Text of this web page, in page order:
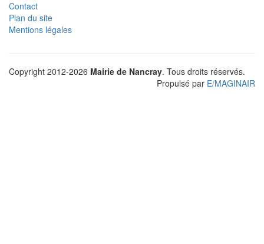
Contact
Plan du site
Mentions légales
Copyright 2012-2026 Mairie de Nancray. Tous droits réservés.
Propulsé par E/MAGINAIR